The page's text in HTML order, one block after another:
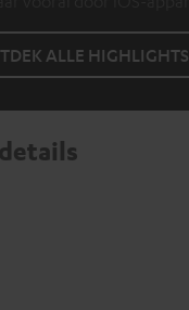
ALLE HIGHLIGHTS